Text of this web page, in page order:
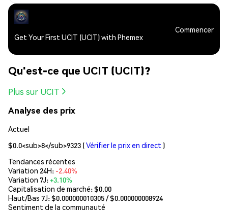
Get Your First UCIT (UCIT) with Phemex
Commencer
Qu'est-ce que UCIT (UCIT)?
Plus sur UCIT
Analyse des prix
Actuel
$0.0<sub>8</sub>9323 (Vérifier le prix en direct )
Tendances récentes
Variation 24H: -2.40%
Variation 7J:+3.10%
Capitalisation de marché:$0.00
Haut/Bas 7J: $0.000000010305 / $0.000000008924
Sentiment de la communauté